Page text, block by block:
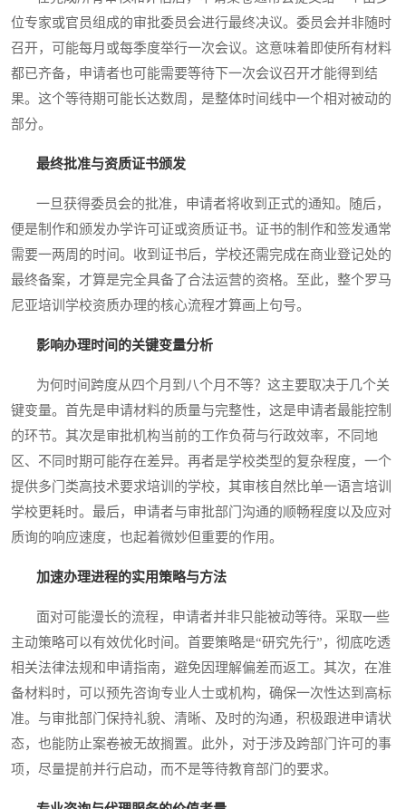
位专家或官员组成的审批委员会进行最终决议。委员会并非随时
召开，可能每月或每季度举行一次会议。这意味着即使所有材料
都已齐备，申请者也可能需要等待下一次会议召开才能得到结
果。这个等待期可能长达数周，是整体时间线中一个相对被动的
部分。
最终批准与资质证书颁发
一旦获得委员会的批准，申请者将收到正式的通知。随后，
便是制作和颁发办学许可证或资质证书。证书的制作和签发通常
需要一两周的时间。收到证书后，学校还需完成在商业登记处的
最终备案，才算是完全具备了合法运营的资格。至此，整个罗马
尼亚培训学校资质办理的核心流程才算画上句号。
影响办理时间的关键变量分析
为何时间跨度从四个月到八个月不等？这主要取决于几个关
键变量。首先是申请材料的质量与完整性，这是申请者最能控制
的环节。其次是审批机构当前的工作负荷与行政效率，不同地
区、不同时期可能存在差异。再者是学校类型的复杂程度，一个
提供多门类高技术要求培训的学校，其审核自然比单一语言培训
学校更耗时。最后，申请者与审批部门沟通的顺畅程度以及应对
质询的响应速度，也起着微妙但重要的作用。
加速办理进程的实用策略与方法
面对可能漫长的流程，申请者并非只能被动等待。采取一些
主动策略可以有效优化时间。首要策略是“研究先行”，彻底吃透
相关法律法规和申请指南，避免因理解偏差而返工。其次，在准
备材料时，可以预先咨询专业人士或机构，确保一次性达到高标
准。与审批部门保持礼貌、清晰、及时的沟通，积极跟进申请状
态，也能防止案卷被无故搁置。此外，对于涉及跨部门许可的事
项，尽量提前并行启动，而不是等待教育部门的要求。